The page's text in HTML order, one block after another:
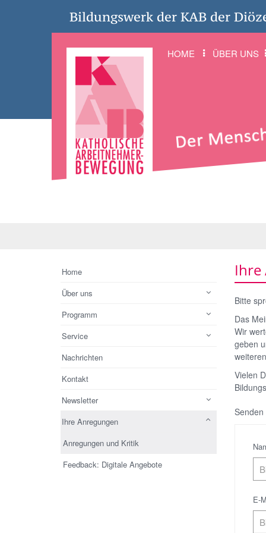
Bildungswerk der KAB der
HOME ÜBER UNS
Ihre
Bitte
Das
Wir
geben
Vielen
E-
Home
Über uns
Programm
Service
Nachrichten
Kontakt
Newsletter
Ihre Anregungen
Anregungen und Kritik
Feedback: Digitale Angebote